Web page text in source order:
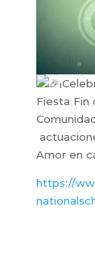
Fiesta Fin
Amor en
https://